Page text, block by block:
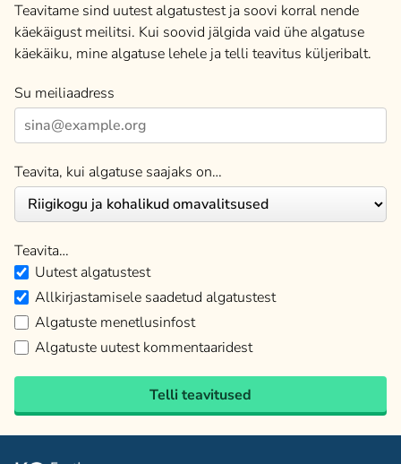
Teavitame sind uutest algatustest ja soovi korral nende
käekäigust meilitsi. Kui soovid jälgida vaid ühe algatuse
käekäiku, mine algatuse lehele ja telli teavitus küljeribalt.
Su meiliaadress
Teavita, kui algatuse saajaks on…
Teavita…
Uutest algatustest
Allkirjastamisele saadetud algatustest
Algatuste menetlusinfost
Algatuste uutest kommentaaridest
Telli teavitused